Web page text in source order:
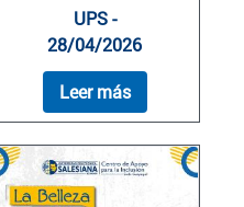
UPS -
28/04/2026
Leer más